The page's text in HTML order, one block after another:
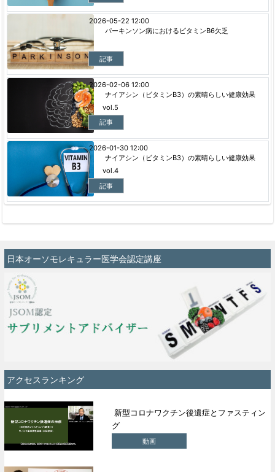
パーキンソン病におけるビタミンB6欠乏
記事
2026-05-22 12:00
ナイアシン（ビタミンB3）の素晴らしい健康効果
vol.5
記事
2026-02-06 12:00
ナイアシン（ビタミンB3）の素晴らしい健康効果
vol.4
記事
2026-01-30 12:00
日本オーソモレキュラー医学会認定講座
アクセスランキング
新型コロナワクチン後遺症とファスティン
グ
動画